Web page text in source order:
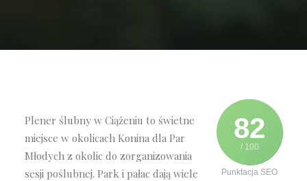
82
/ 100
Punktacja SEO
Plener ślubny w Ciążeniu to świetne
miejsce w okolicach Konina dla Par
Młodych z okolic do zorganizowania
sesji poślubnej. Park i pałac dają wiele